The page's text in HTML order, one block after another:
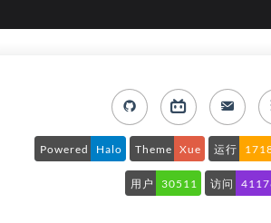
Powered Halo Theme Xue 运行
用户 30511 访问